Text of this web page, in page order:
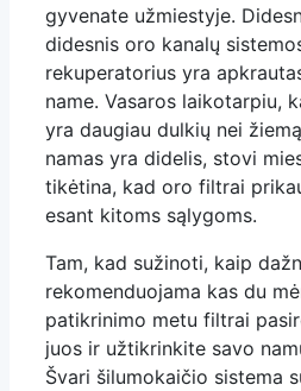
gyvenate užmiestyje.
didesnis oro kanalų
rekuperatorius yra
name. Vasaros laikotarpiu,
yra daugiau dulkių nei
namas yra didelis, stovi
tikėtina, kad oro filtrai
esant kitoms sąlygoms.
Tam, kad sužinoti, kaip
rekomenduojama kas du
patikrinimo metu filtrai
juos ir užtikrinkite savo
Švari šilumokaičio sistema